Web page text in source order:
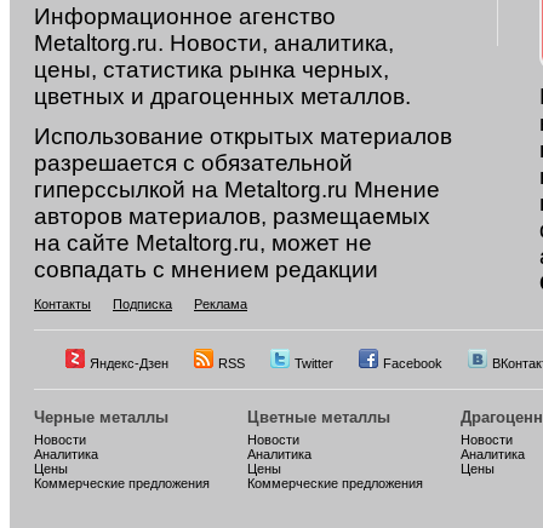
Информационное агенство
Metaltorg.ru. Новости, аналитика,
цены, статистика рынка черных,
цветных и драгоценных металлов.
Использование открытых материалов
разрешается с обязательной
гиперссылкой на Metaltorg.ru Мнение
авторов материалов, размещаемых
на сайте Metaltorg.ru, может не
совпадать с мнением редакции
Контакты Подписка Реклама
Яндекс-Дзен RSS Twitter Facebook
Черные металлы
Новости
Аналитика
Цены
Коммерческие предложения
Цветные металлы
Новости
Аналитика
Цены
Коммерческие предложения
Новости
Аналитика
Цены